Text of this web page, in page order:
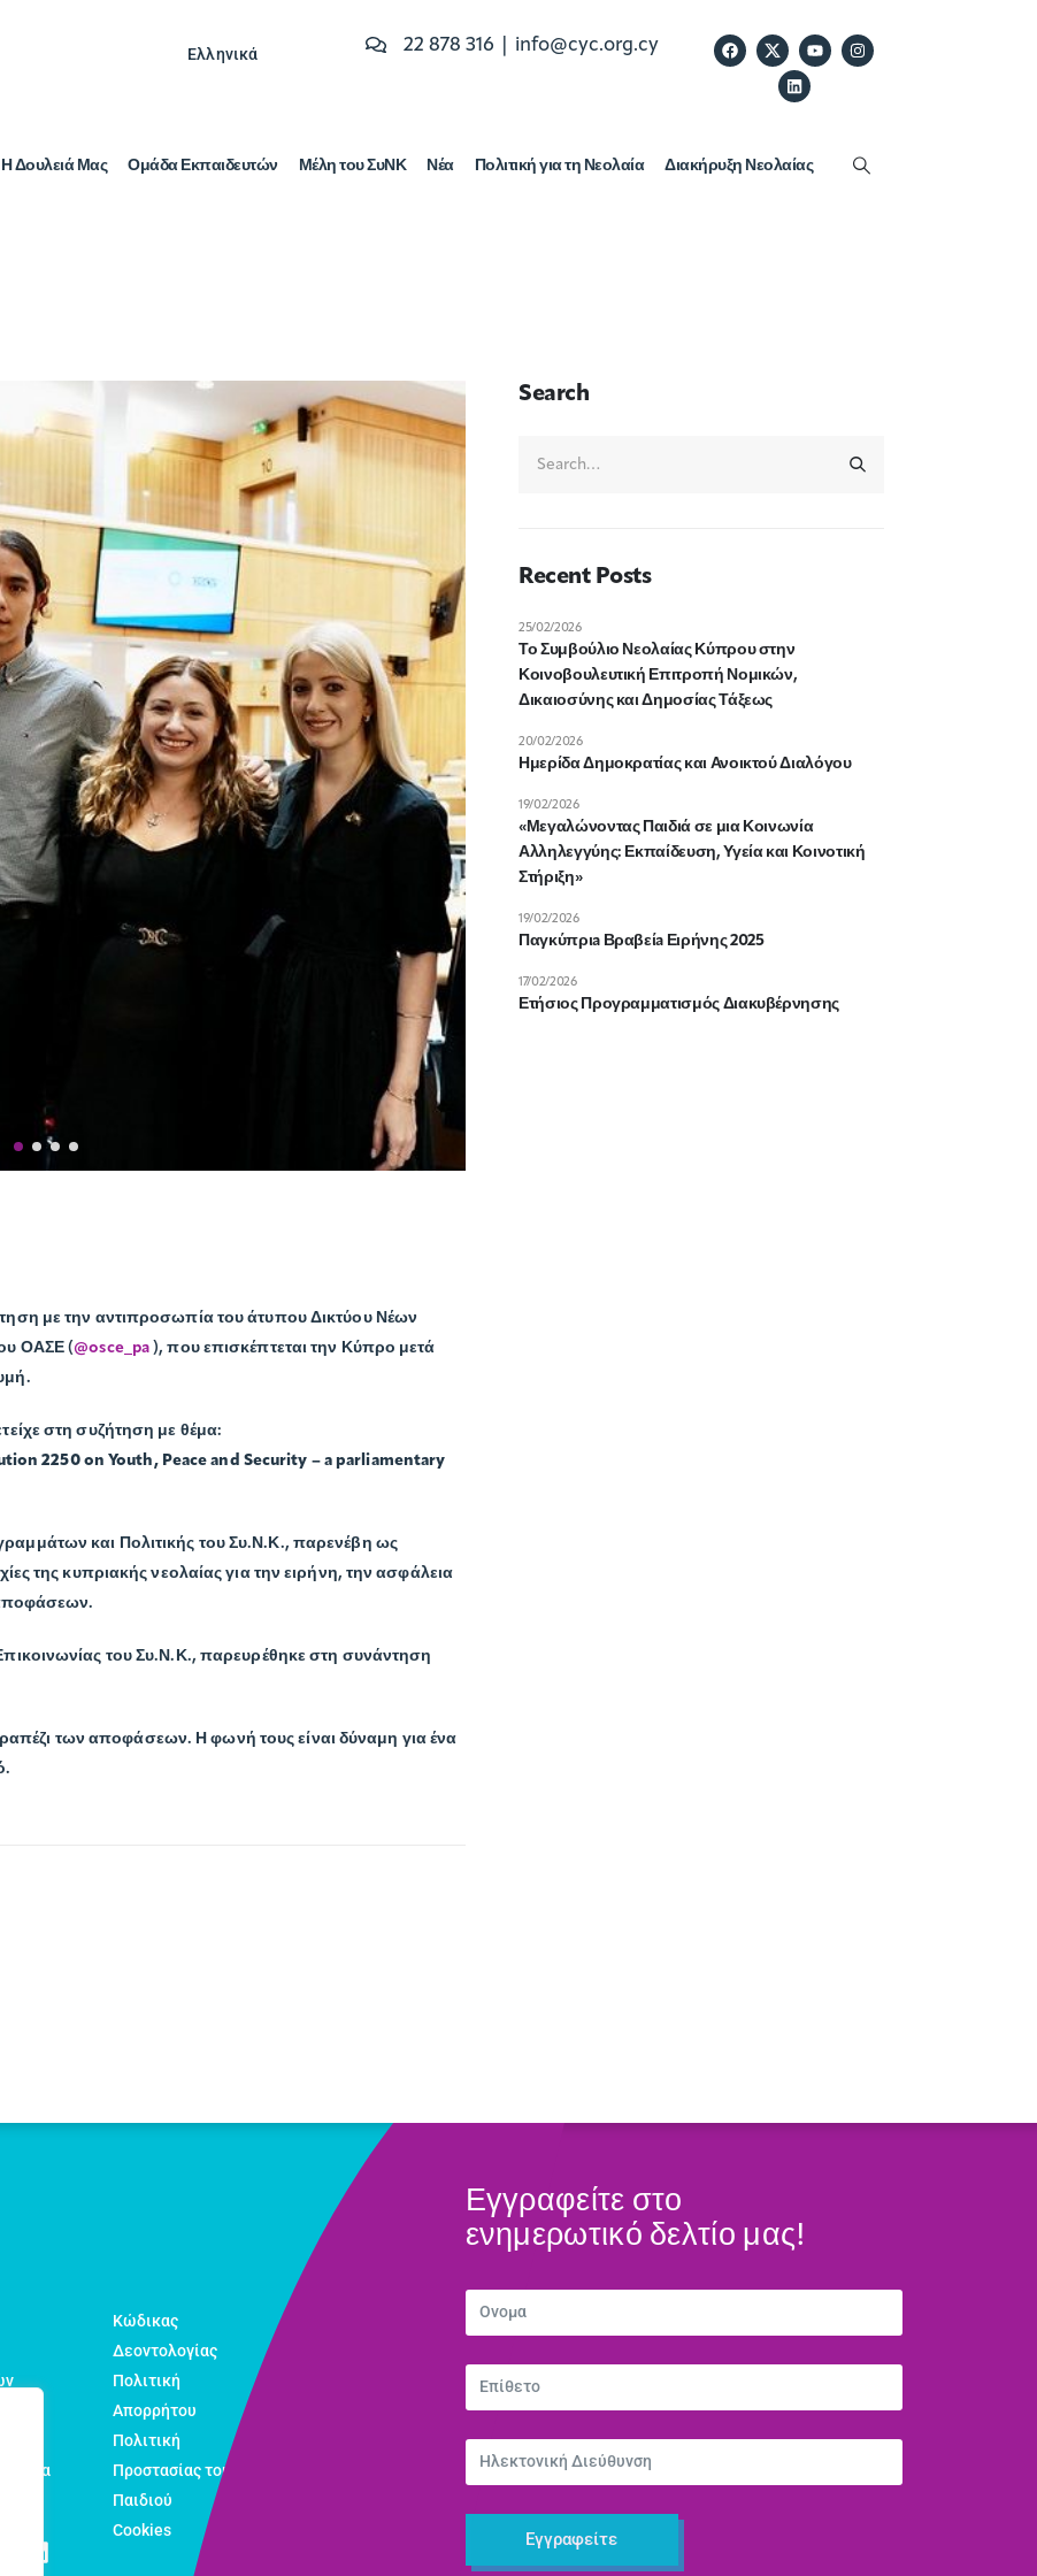
Ελληνικά 22 878 316 | info@cyc.org.cy
Η Δουλειά Μας Ομάδα Εκπαιδευτών Μέλη του ΣυΝΚ Νέα Πολιτική για τη Νεολαία
Διακήρυξη Νεολαίας
με την αντιπροσωπία του άτυπου Δικτύου Νέων
ΟΑΣΕ (@osce_pa ), που επισκέπτεται την Κύπρο μετά
στη συζήτηση με θέμα:
2250 on Youth, Peace and Security – a parliamentary
και Πολιτικής του Συ.Ν.Κ., παρενέβη ως
της κυπριακής νεολαίας για την ειρήνη, την ασφάλεια
αποφάσεων.
του Συ.Ν.Κ., παρευρέθηκε στη συνάντηση
τραπέζι των αποφάσεων. Η φωνή τους είναι δύναμη για ένα
Search
Recent Posts
Το Συμβούλιο Νεολαίας Κύπρου στην
Κοινοβουλευτική Επιτροπή Νομικών,
Δικαιοσύνης και Δημοσίας Τάξεως
25/02/2026
Ημερίδα Δημοκρατίας και Ανοικτού Διαλόγου
20/02/2026
«Μεγαλώνοντας Παιδιά σε μια Κοινωνία
Αλληλεγγύης: Εκπαίδευση, Υγεία και Κοινοτική
Στήριξη»
19/02/2026
Παγκύπριa Βραβείa Ειρήνης 2025
19/02/2026
Ετήσιος Προγραμματισμός Διακυβέρνησης
17/02/2026
Κώδικας
Δεοντολογίας
Πολιτική
Απορρήτου
Πολιτική
Προστασίας του
Παιδιού
Cookies
Εγγραφείτε στο
ενημερωτικό δελτίο μας!
Εγγραφείτε